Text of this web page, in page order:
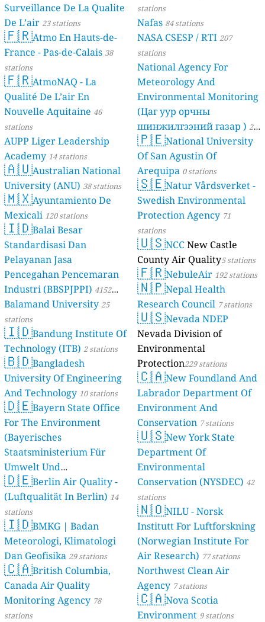
Surveillance De La Qualite
De L’air 23 stations
🇫🇷Atmo En Hauts-de-
France - Pas-de-Calais 38
stations
🇫🇷AtmoNAQ - La
Qualité De L’air En
Nouvelle Aquitaine 46
stations
AUPP Liger Leadership
Academy 14 stations
🇦🇺Australian National
University (ANU) 38 stations
🇲🇽Ayuntamiento De
Mexicali 120 stations
🇮🇩Balai Besar
Standardisasi Dan
Pelayanan Jasa
Pencegahan Pencemaran
Industri (BBSPJPPI) 4152
stations
Balamand University25
stations
🇮🇩Bandung Institute Of
Technology (ITB) 2 stations
🇧🇩Bangladesh
University Of Engineering
And Technology 10 stations
🇩🇪Bayern State Office
For The Environment
(Bayerisches
Staatsministerium Für
Umwelt Und
Verbraucherschutz) - LfU
46 stations
🇩🇪Berlin Air Quality -
(Luftqualität In Berlin) 14
stations
🇮🇩BMKG | Badan
Meteorologi, Klimatologi
Dan Geofisika 29 stations
🇨🇦British Columbia,
Canada Air Quality
Monitoring Agency 78
stations
stations
Nafas 84 stations
NASA CSESP / RTI 207
stations
National Agency For
Meteorology And
Environmental Monitoring
(Цаг уур орчны
шинжилгээний газар ) 21
stations
🇵🇪National University
Of San Agustin Of
Arequipa 0 stations
🇸🇪Natur Vårdsverket -
Swedish Environmental
Protection Agency 71
stations
🇺🇸NCCNew Castle
County Air Quality5 stations
🇫🇷NebuleAir 192 stations
🇳🇵Nepal Health
Research Council 7 stations
🇺🇸Nevada NDEP
Nevada Division of
Environmental
Protection229 stations
🇨🇦New Foundland And
Labrador Department Of
Environment And
Conservation 7 stations
🇺🇸New York State
Department Of
Environmental
Conservation (NYSDEC) 42
stations
🇳🇴NILU - Norsk
Institutt For Luftforskning
(Norwegian Institute For
Air Research) 77 stations
Northwest Clean Air
Agency 7 stations
🇨🇦Nova Scotia
Environment 9 stations